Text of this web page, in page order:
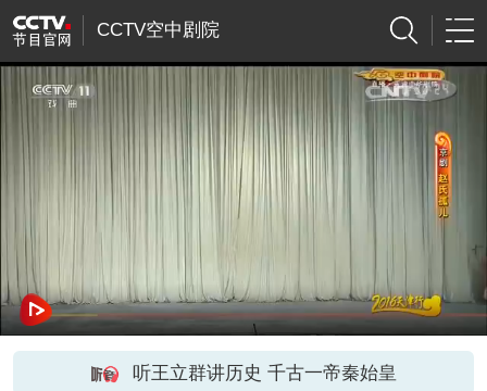
CCTV空中剧院
听王立群讲历史 千古一帝秦始皇